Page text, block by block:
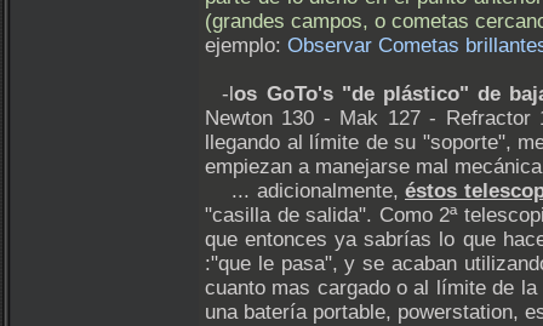
(grandes campos, o cometas
ejemplo: Observar Cometas
-los GoTo's "de plástico" de
Newton 130 - Mak 127 -
llegando al límite de su "soporte",
empiezan a manejarse mal
... adicionalmente, éstos
"casilla de salida". Como 2ª
que entonces ya sabrías lo que
:"que le pasa", y se acaban
cuanto mas cargado o al límite de
una batería portable, powerstation,